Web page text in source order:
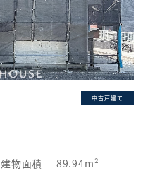
中古戸建て
建物面積
89.94m²